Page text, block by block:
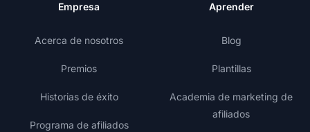
Empresa
Acerca de nosotros
Premios
Historias de éxito
Programa de afiliados
Aprender
Blog
Plantillas
Academia de marketing de
afiliados